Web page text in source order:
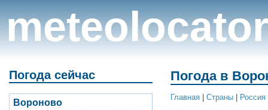
meteolocator
Погода сейчас
Вороново
Погода в
Главная Cтраны Россия